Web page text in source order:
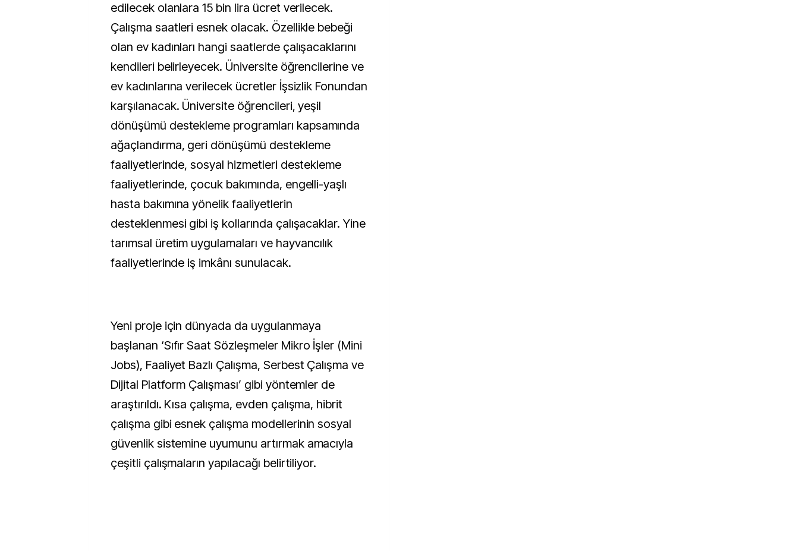
edilecek olanlara 15 bin lira ücret verilecek.
Çalışma saatleri esnek olacak. Özellikle bebeği
olan ev kadınları hangi saatlerde çalışacaklarını
kendileri belirleyecek. Üniversite öğrencilerine ve
ev kadınlarına verilecek ücretler İşsizlik Fonundan
karşılanacak. Üniversite öğrencileri, yeşil
dönüşümü destekleme programları kapsamında
ağaçlandırma, geri dönüşümü destekleme
faaliyetlerinde, sosyal hizmetleri destekleme
faaliyetlerinde, çocuk bakımında, engelli-yaşlı
hasta bakımına yönelik faaliyetlerin
desteklenmesi gibi iş kollarında çalışacaklar. Yine
tarımsal üretim uygulamaları ve hayvancılık
faaliyetlerinde iş imkânı sunulacak.
Yeni proje için dünyada da uygulanmaya
başlanan ‘Sıfır Saat Sözleşmeler Mikro İşler (Mini
Jobs), Faaliyet Bazlı Çalışma, Serbest Çalışma ve
Dijital Platform Çalışması’ gibi yöntemler de
araştırıldı. Kısa çalışma, evden çalışma, hibrit
çalışma gibi esnek çalışma modellerinin sosyal
güvenlik sistemine uyumunu artırmak amacıyla
çeşitli çalışmaların yapılacağı belirtiliyor.